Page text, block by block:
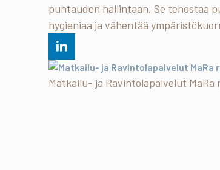
puhtauden hallintaan. Se tehostaa
hygieniaa ja vähentää
Matkailu- ja Ravintolapalvelut MaRa